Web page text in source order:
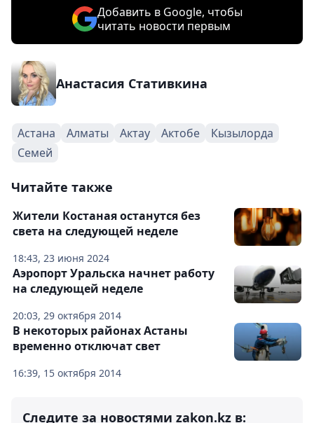
Добавить в Google, чтобы
читать новости первым
Анастасия Стативкина
Астана Алматы Актау Актобе
Кызылорда
Семей
Читайте также
18:43, 23 июня 2024
Жители Костаная останутся без
света на следующей неделе
20:03, 29 октября 2014
Аэропорт Уральска начнет работу
на следующей неделе
16:39, 15 октября 2014
В некоторых районах Астаны
временно отключат свет
Следите за новостями zakon.kz в: